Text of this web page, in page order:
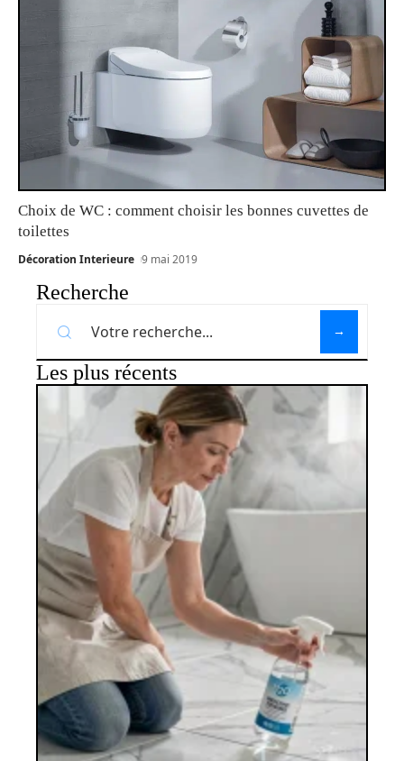
Choix de WC : comment choisir les bonnes cuvettes de
toilettes
Décoration Interieure 9 mai 2019
Recherche
Les plus récents